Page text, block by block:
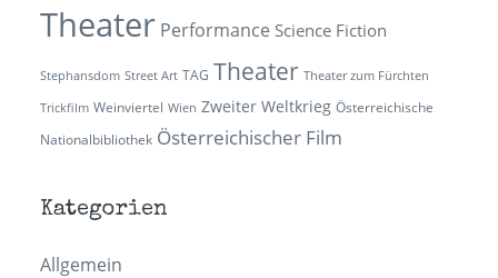
Theater Performance Science Fiction
Stephansdom Street Art TAG Theater Theater zum Fürchten
Trickfilm Weinviertel Wien Zweiter Weltkrieg Österreichische
Nationalbibliothek Österreichischer Film
Kategorien
Allgemein